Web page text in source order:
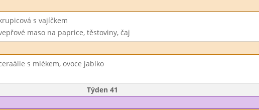
s vajíčkem
maso na paprice, těstoviny, čaj
s mlékem, ovoce jablko
Týden 41